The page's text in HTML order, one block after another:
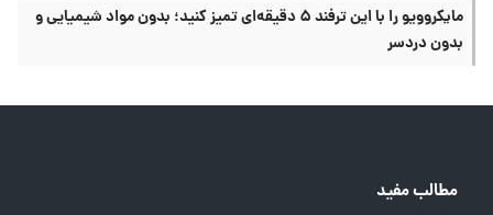
مایکروویو را با این ترفند ۵ دقیقه‌ای تمیز کنید؛ بدون مواد شیمیایی و
بدون دردسر
مطالب مفید